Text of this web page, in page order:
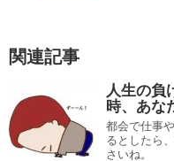
関連記事
人生の
時、あな
都会で仕事
るとしたら
さいね。